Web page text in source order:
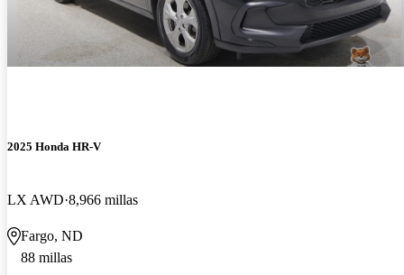
2025 Honda HR-V
LX AWD 8,966 millas
Fargo, ND
88 millas